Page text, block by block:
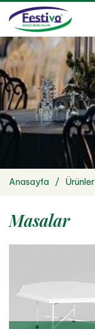
Anasayfa Ürünler
Masalar